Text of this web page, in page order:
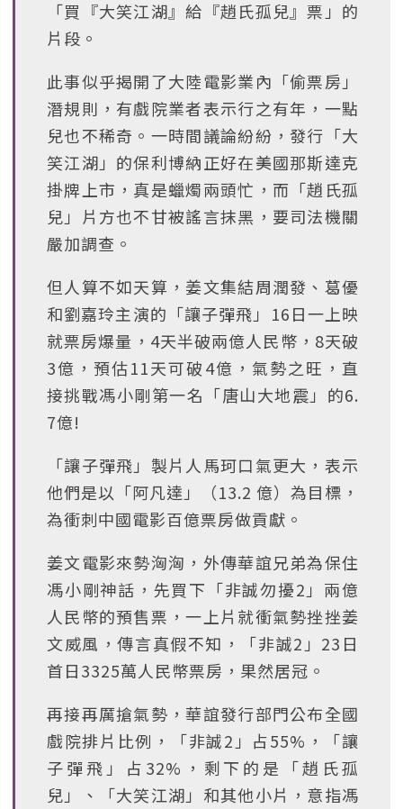
「買『大笑江湖』給『趙氏孤兒』票」的
片段。
此事似乎揭開了大陸電影業內「偷票房」
潛規則，有戲院業者表示行之有年，一點
兒也不稀奇。一時間議論紛紛，發行「大
笑江湖」的保利博納正好在美國那斯達克
掛牌上市，真是蠟燭兩頭忙，而「趙氏孤
兒」片方也不甘被謠言抹黑，要司法機關
嚴加調查。
但人算不如天算，姜文集結周潤發、葛優
和劉嘉玲主演的「讓子彈飛」16日一上映
就票房爆量，4天半破兩億人民幣，8天破
3億，預估11天可破4億，氣勢之旺，直
接挑戰馮小剛第一名「唐山大地震」的6.
7億!
「讓子彈飛」製片人馬珂口氣更大，表示
他們是以「阿凡達」（13.2 億）為目標，
為衝刺中國電影百億票房做貢獻。
姜文電影來勢洶洶，外傳華誼兄弟為保住
馮小剛神話，先買下「非誠勿擾2」兩億
人民幣的預售票，一上片就衝氣勢挫挫姜
文威風，傳言真假不知，「非誠2」23日
首日3325萬人民幣票房，果然居冠。
再接再厲搶氣勢，華誼發行部門公布全國
戲院排片比例，「非誠2」占55%，「讓
子彈飛」占32%，剩下的是「趙氏孤
兒」、「大笑江湖」和其他小片，意指馮